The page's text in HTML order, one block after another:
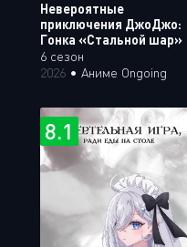
Невероятные
приключения ДжоДжо:
Гонка «Стальной шар»
6 сезон
2026 • Аниме Ongoing
8.1